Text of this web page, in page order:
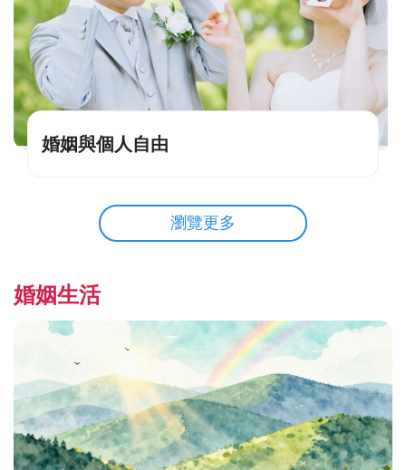
婚姻與個人自由
瀏覽更多
婚姻生活